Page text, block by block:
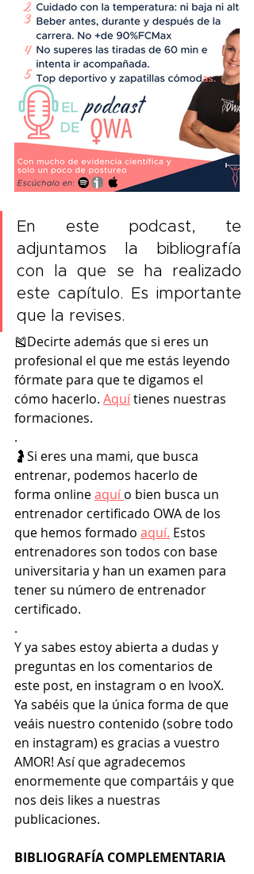
En este podcast, te
adjuntamos la bibliografía
con la que se ha realizado
este capítulo. Es importante
que la revises.
🎽Decirte además que si eres un
profesional el que me estás leyendo
fórmate para que te digamos el
cómo hacerlo. Aquí tienes nuestras
formaciones.
.
🤰Si eres una mami, que busca
entrenar, podemos hacerlo de
forma online aquí o bien busca un
entrenador certificado OWA de los
que hemos formado aquí. Estos
entrenadores son todos con base
universitaria y han un examen para
tener su número de entrenador
certificado.
.
Y ya sabes estoy abierta a dudas y
preguntas en los comentarios de
este post, en instagram o en IvooX.
Ya sabéis que la única forma de que
veáis nuestro contenido (sobre todo
en instagram) es gracias a vuestro
AMOR! Así que agradecemos
enormemente que compartáis y que
nos deis likes a nuestras
publicaciones.
BIBLIOGRAFÍA COMPLEMENTARIA